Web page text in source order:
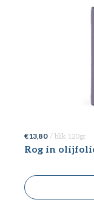
€ 13,80 / blik 120gr
Rog in